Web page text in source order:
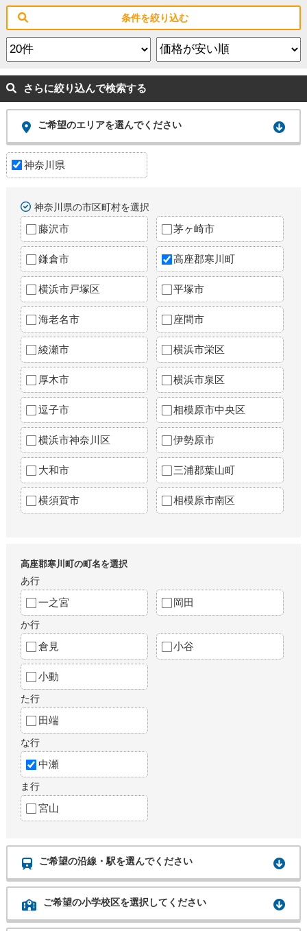
条件を絞り込む
さらに絞り込んで検索する
ご希望のエリアを選んでください
神奈川県
神奈川県の市区町村を選択
藤沢市 茅ヶ崎市
鎌倉市 高座郡寒川町
横浜市戸塚区 平塚市
海老名市 座間市
綾瀬市 横浜市栄区
厚木市 横浜市泉区
逗子市 相模原市中央区
横浜市神奈川区 伊勢原市
大和市 三浦郡葉山町
横須賀市 相模原市南区
高座郡寒川町の町名を選択
あ行
一之宮 岡田
か行
倉見 小谷
小動
た行
田端
な行
中瀬
ま行
宮山
ご希望の沿線・駅を選んでください
ご希望の小学校区を選択してください